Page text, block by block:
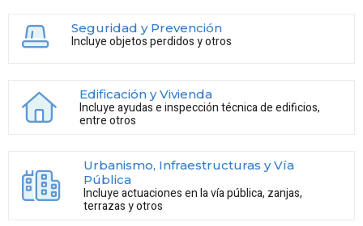
Seguridad y Prevención
Incluye objetos perdidos y otros
Edificación y Vivienda
Incluye ayudas e inspección técnica de edificios,
entre otros
Urbanismo, Infraestructuras y Vía
Pública
Incluye actuaciones en la vía pública, zanjas,
terrazas y otros